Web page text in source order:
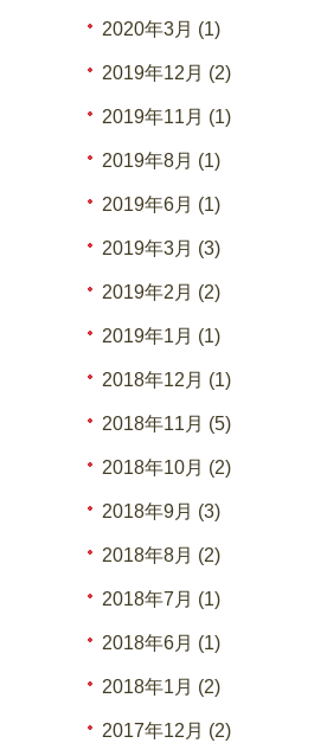
2020年3月 (1)
2019年12月 (2)
2019年11月 (1)
2019年8月 (1)
2019年6月 (1)
2019年3月 (3)
2019年2月 (2)
2019年1月 (1)
2018年12月 (1)
2018年11月 (5)
2018年10月 (2)
2018年9月 (3)
2018年8月 (2)
2018年7月 (1)
2018年6月 (1)
2018年1月 (2)
2017年12月 (2)